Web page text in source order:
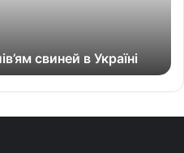
свиней в Україні